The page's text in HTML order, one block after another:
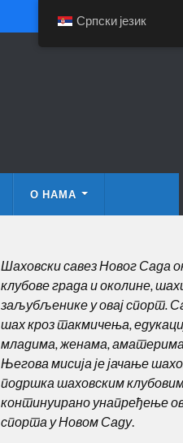
О НАМА
Шаховски савез Новог Сада
клубове града и околине,
заљубљенике у овај спорт.
шах кроз такмичења,
младима, женама,
Његова мисија је јачање
подршка шаховским
континуирано унапређење
спорта у Новом Саду.
Српски језик